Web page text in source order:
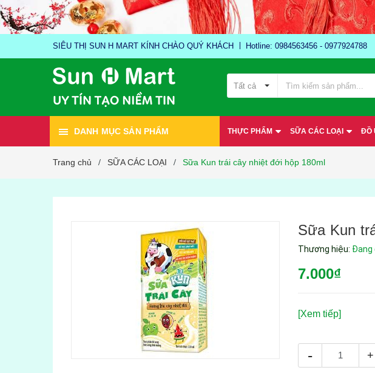
SIÊU THỊ SUN H MART KÍNH CHÀO QUÝ KHÁCH Hotline: 0984563456 - 0977924788
Tất cả
DANH MỤC SẢN PHẨM THỰC PHẨM SỮA CÁC LOẠI ĐỒ
Trang chủ / SỮA CÁC LOẠI / Sữa Kun trái cây nhiệt đới hộp 180ml
Sữa Kun
Thương hiệu: Đang
7.000₫
[Xem tiếp]
- +